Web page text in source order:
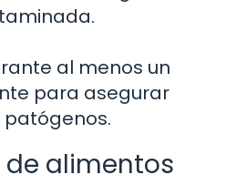
al menos un
para asegurar
alimentos